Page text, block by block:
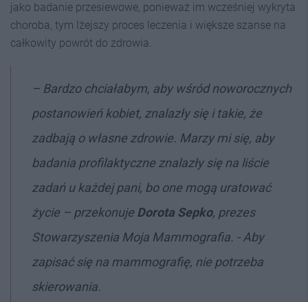
jako badanie przesiewowe, ponieważ im wcześniej wykryta
choroba, tym lżejszy proces leczenia i większe szanse na
całkowity powrót do zdrowia.
– Bardzo chciałabym, aby wśród noworocznych
postanowień kobiet, znalazły się i takie, że
zadbają o własne zdrowie. Marzy mi się, aby
badania profilaktyczne znalazły się na liście
zadań u każdej pani, bo one mogą uratować
życie – przekonuje Dorota Sepko, prezes
Stowarzyszenia Moja Mammografia. - Aby
zapisać się na mammografię, nie potrzeba
skierowania.